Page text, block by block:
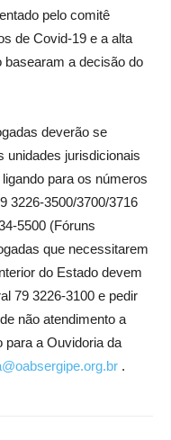
pelo comitê
de Covid-19 e a alta
basearam a decisão do
deverão se
unidades jurisdicionais
para os números
3226-3500/3700/3716
5500 (Fóruns
que necessitarem
do Estado devem
79 3226-3100 e pedir
não atendimento a
para a Ouvidoria da
.